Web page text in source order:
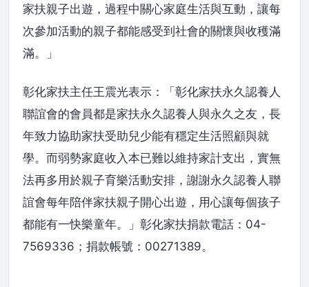
家扶親子出遊，過程中關心家庭生活與互動，讓每
次參加活動的親子都能感受到社會的關懷與收穫滿
滿。」
彰化家扶主任王震光表示：「彰化家扶永久認養人
聯誼會的會員都是家扶永久認養人與永久之友，長
年致力協助家扶受助兒少能有穩定生活照顧與就
學。而弱勢家庭收入本已難以維持家計支出，實無
法再多用於親子育樂活動安排，謝謝永久認養人聯
誼會每年陪伴家扶親子開心出遊，用心讓每個孩子
都能有一快樂童年。」彰化家扶捐款電話：04-
7569336；捐款帳號：00271389。